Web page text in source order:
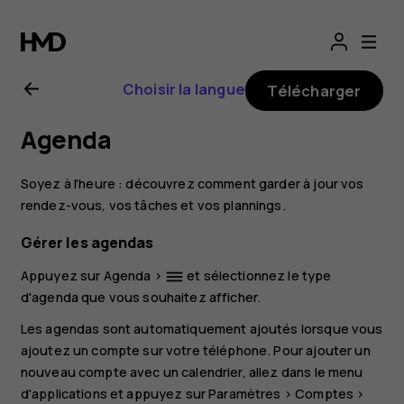
Guide
de
l'utilisateur
Nokia
8.1
Choisir la langue Télécharger
Agenda
Soyez à l'heure : découvrez comment garder à jour vos
rendez-vous, vos tâches et vos plannings.
Gérer les agendas
Appuyez sur Agenda > dehaze et sélectionnez le type
d'agenda que vous souhaitez afficher.
Les agendas sont automatiquement ajoutés lorsque vous
ajoutez un compte sur votre téléphone. Pour ajouter un
nouveau compte avec un calendrier, allez dans le menu
d'applications et appuyez surParamètres >Comptes >